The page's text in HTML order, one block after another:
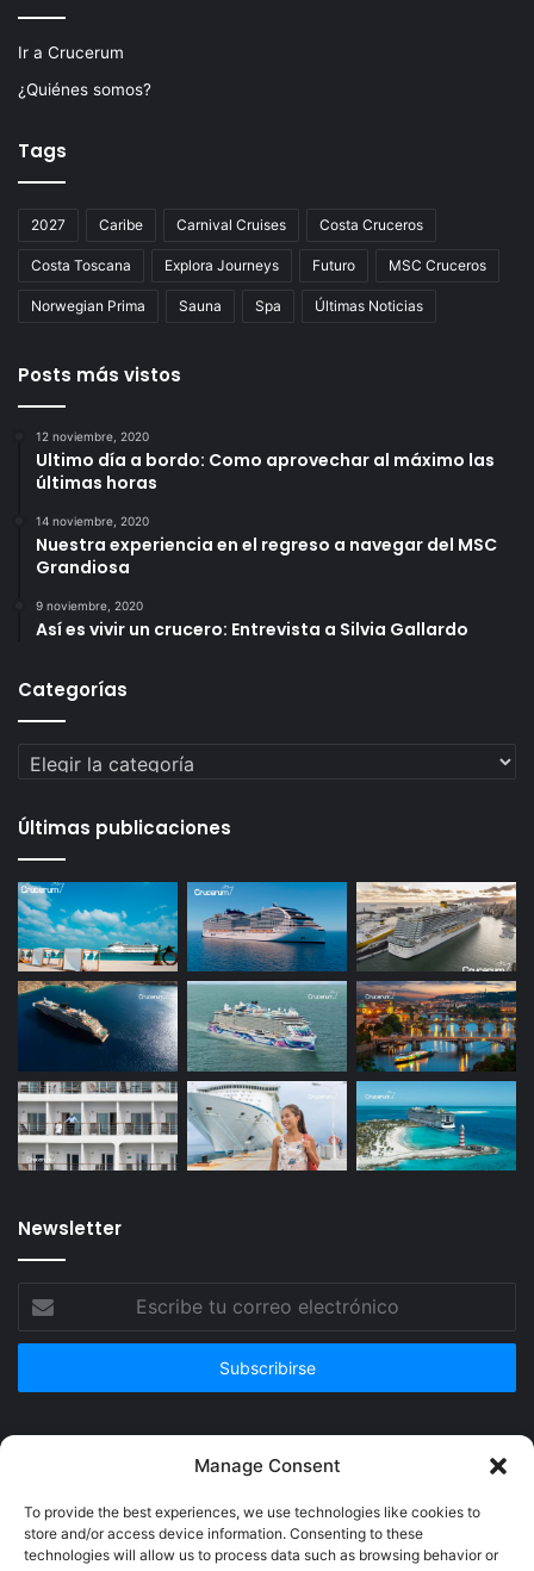
Manage Consent
To provide the best experiences, we use technologies like cookies to
store and/or access device information. Consenting to these
technologies will allow us to process data such as browsing behavior or
Ir a Crucerum
¿Quiénes somos?
Tags
2027 Caribe Carnival Cruises Costa Cruceros
Costa Toscana Explora Journeys Futuro MSC Cruceros
Norwegian Prima Sauna Spa Últimas Noticias
Posts más vistos
12 noviembre, 2020
Ultimo día a bordo: Como aprovechar al máximo las
últimas horas
14 noviembre, 2020
Nuestra experiencia en el regreso a navegar del MSC
Grandiosa
9 noviembre, 2020
Así es vivir un crucero: Entrevista a Silvia Gallardo
Categorías
Categorías
Últimas publicaciones
Newsletter
correo